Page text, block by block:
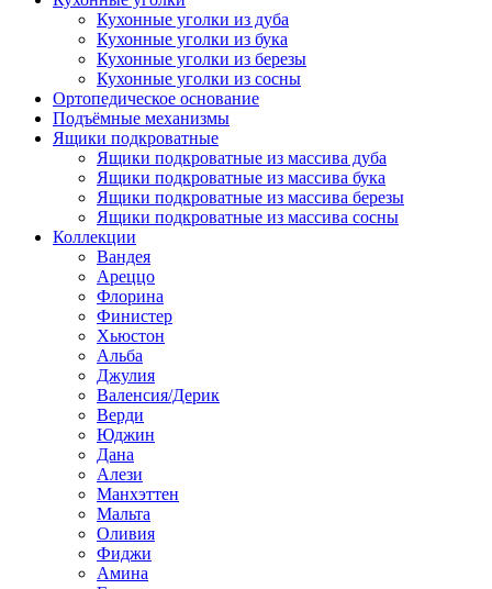
Кухонные уголки из дуба
Кухонные уголки из бука
Кухонные уголки из березы
Кухонные уголки из сосны
Ортопедическое основание
Подъёмные механизмы
Ящики подкроватные
Ящики подкроватные из массива дуба
Ящики подкроватные из массива бука
Ящики подкроватные из массива березы
Ящики подкроватные из массива сосны
Коллекции
Вандея
Ареццо
Флорина
Финистер
Хьюстон
Альба
Джулия
Валенсия/Дерик
Верди
Юджин
Дана
Алези
Манхэттен
Мальта
Оливия
Фиджи
Амина